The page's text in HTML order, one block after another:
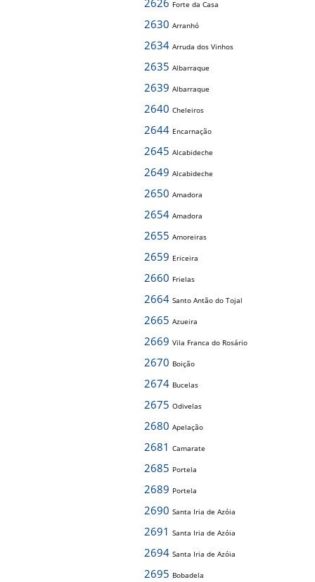
2626 Forte da Casa
2630 Arranhó
2634 Arruda dos Vinhos
2635 Albarraque
2639 Albarraque
2640 Cheleiros
2644 Encarnação
2645 Alcabideche
2649 Alcabideche
2650 Amadora
2654 Amadora
2655 Amoreiras
2659 Ericeira
2660 Frielas
2664 Santo Antão do Tojal
2665 Azueira
2669 Vila Franca do Rosário
2670 Boição
2674 Bucelas
2675 Odivelas
2680 Apelação
2681 Camarate
2685 Portela
2689 Portela
2690 Santa Iria de Azóia
2691 Santa Iria de Azóia
2694 Santa Iria de Azóia
2695 Bobadela